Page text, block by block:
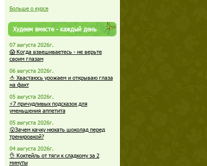
Больше о курсе
Худеем вместе - каждый день
07 августа 2026г.
😱 Когда взвешиваетесь - не верьте
своим глазам
06 августа 2026г.
🍅 Хвастаюсь урожаем и открываю глаза
на факт
05 августа 2026г.
⚡7 причудливых подсказок для
уменьшения аппетита
05 августа 2026г.
😮Зачем качку нюхать шоколад перед
тренировкой?
04 августа 2026г.
👌 Коктейль от тяги к сладкому за 2
минуты